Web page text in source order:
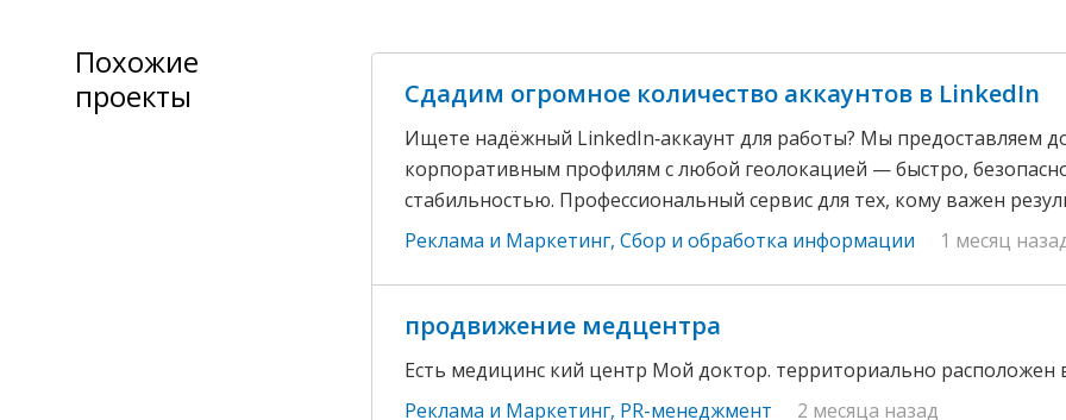
Похожие
проекты
Сдадим огромное количество аккаунтов в LinkedIn
Ищете надёжный LinkedIn‑аккаунт для работы? Мы предоставляем
корпоративным профилям с любой геолокацией — быстро,
стабильностью. Профессиональный сервис для тех, кому важен
Реклама и Маркетинг, Сбор и обработка информации 1 месяц
продвижение медцентра
Есть медицинс кий центр Мой доктор. территориально расположен
Реклама и Маркетинг, PR-менеджмент 2 месяца назад